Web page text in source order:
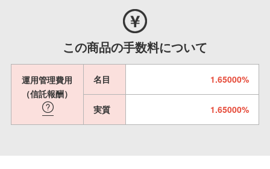
この商品の手数料について
運用管理費用
（信託報酬）
名目 1.65000%
実質 1.65000%